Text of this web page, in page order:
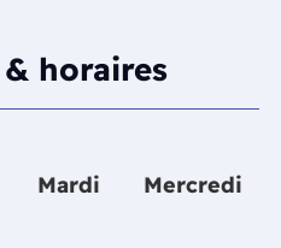
horaires
Mardi
Mercredi